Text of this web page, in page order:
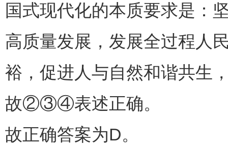
国式现代化的本质要求是：
高质量发展，发展全过程人
裕，促进人与自然和谐共生
故②③④表述正确。
故正确答案为D。